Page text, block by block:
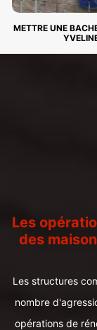
METTRE UNE
Les
des
Les structures
nombre
opérations de